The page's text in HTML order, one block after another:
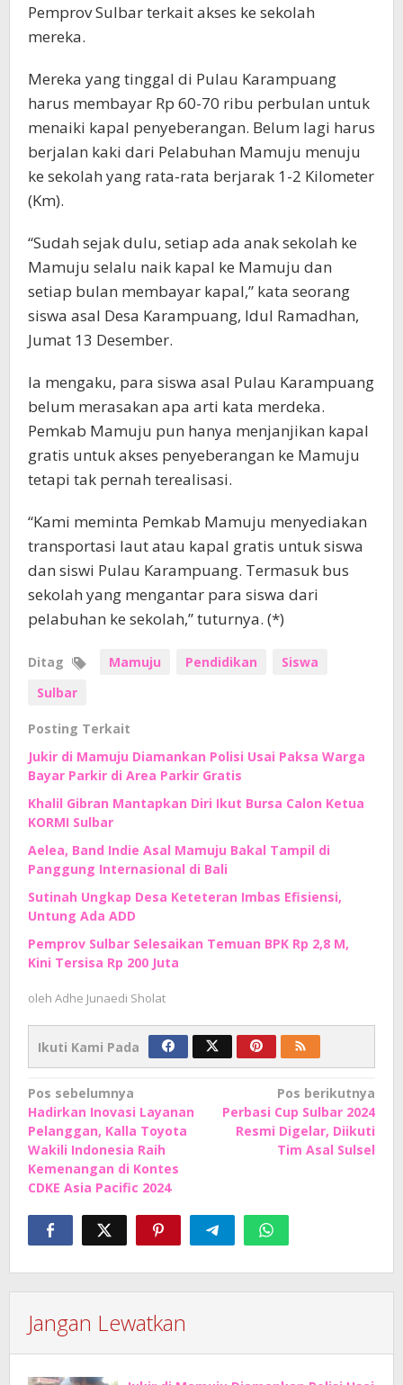
Pemprov Sulbar terkait akses ke sekolah
mereka.
Mereka yang tinggal di Pulau Karampuang
harus membayar Rp 60-70 ribu perbulan untuk
menaiki kapal penyeberangan. Belum lagi harus
berjalan kaki dari Pelabuhan Mamuju menuju
ke sekolah yang rata-rata berjarak 1-2 Kilometer
(Km).
“Sudah sejak dulu, setiap ada anak sekolah ke
Mamuju selalu naik kapal ke Mamuju dan
setiap bulan membayar kapal,” kata seorang
siswa asal Desa Karampuang, Idul Ramadhan,
Jumat 13 Desember.
Ia mengaku, para siswa asal Pulau Karampuang
belum merasakan apa arti kata merdeka.
Pemkab Mamuju pun hanya menjanjikan kapal
gratis untuk akses penyeberangan ke Mamuju
tetapi tak pernah terealisasi.
“Kami meminta Pemkab Mamuju menyediakan
transportasi laut atau kapal gratis untuk siswa
dan siswi Pulau Karampuang. Termasuk bus
sekolah yang mengantar para siswa dari
pelabuhan ke sekolah,” tuturnya. (*)
Ditag Mamuju Pendidikan
Siswa
Sulbar
Posting Terkait
Jukir di Mamuju Diamankan Polisi Usai Paksa Warga
Bayar Parkir di Area Parkir Gratis
Khalil Gibran Mantapkan Diri Ikut Bursa Calon Ketua
KORMI Sulbar
Aelea, Band Indie Asal Mamuju Bakal Tampil di
Panggung Internasional di Bali
Sutinah Ungkap Desa Keteteran Imbas Efisiensi,
Untung Ada ADD
Pemprov Sulbar Selesaikan Temuan BPK Rp 2,8 M,
Kini Tersisa Rp 200 Juta
oleh Adhe Junaedi Sholat
Ikuti Kami Pada
Navigasi
pos
Pos sebelumnya
Hadirkan Inovasi Layanan
Pelanggan, Kalla Toyota
Wakili Indonesia Raih
Kemenangan di Kontes
CDKE Asia Pacific 2024
Pos berikutnya
Perbasi Cup Sulbar 2024
Resmi Digelar, Diikuti
Tim Asal Sulsel
Jangan Lewatkan